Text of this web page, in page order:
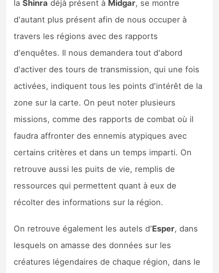
laShinra déjà présent à Midgar, se montre
d'autant plus présent afin de nous occuper à
travers les régions avec des rapports
d'enquêtes. Il nous demandera tout d'abord
d'activer des tours de transmission, qui une fois
activées, indiquent tous les points d'intérêt de la
zone sur la carte. On peut noter plusieurs
missions, comme des rapports de combat où il
faudra affronter des ennemis atypiques avec
certains critères et dans un temps imparti. On
retrouve aussi les puits de vie, remplis de
ressources qui permettent quant à eux de
récolter des informations sur la région.
On retrouve également les autels d'Esper, dans
lesquels on amasse des données sur les
créatures légendaires de chaque région, dans le